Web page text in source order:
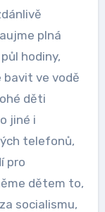
plná
hodiny,
bavit ve vodě
děti
jiné i
telefonů,
pro
dětem to,
socialismu,